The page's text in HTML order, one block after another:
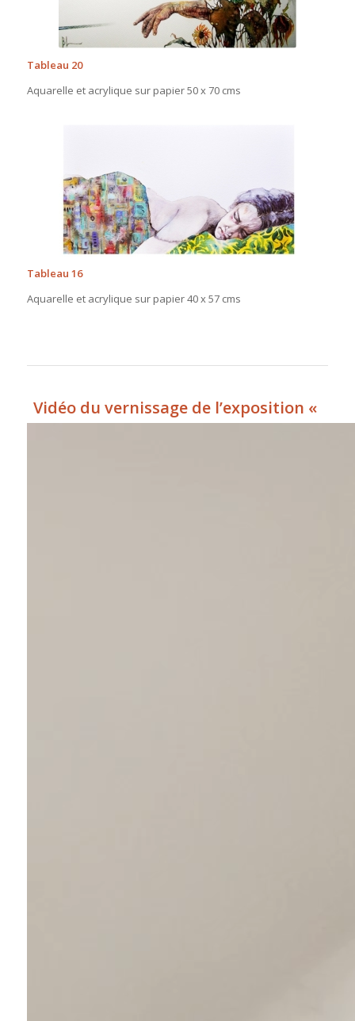
Tableau 20
Aquarelle et acrylique sur papier 50 x 70 cms
Tableau 16
Aquarelle et acrylique sur papier 40 x 57 cms
Vidéo du vernissage de l’exposition «